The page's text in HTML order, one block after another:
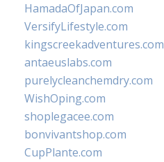
HamadaOfJapan.com
VersifyLifestyle.com
kingscreekadventures.com
antaeuslabs.com
purelycleanchemdry.com
WishOping.com
shoplegacee.com
bonvivantshop.com
CupPlante.com